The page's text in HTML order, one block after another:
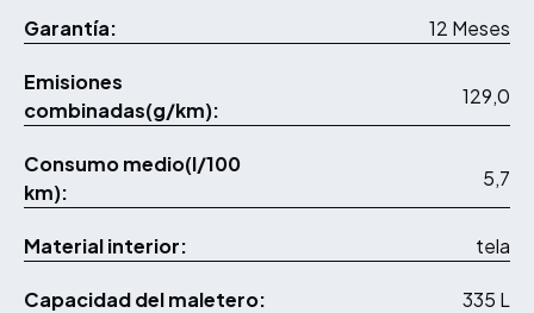
Garantía: 12 Meses
Emisiones
combinadas(g/km):
129,0
Consumo medio(l/100
km):
5,7
Material interior: tela
Capacidad del maletero: 335 L